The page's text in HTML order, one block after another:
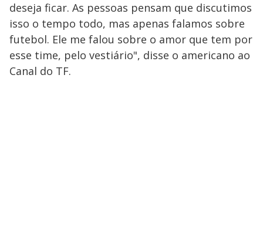
deseja ficar. As pessoas pensam que discutimos
isso o tempo todo, mas apenas falamos sobre
futebol. Ele me falou sobre o amor que tem por
esse time, pelo vestiário", disse o americano ao
Canal do TF.